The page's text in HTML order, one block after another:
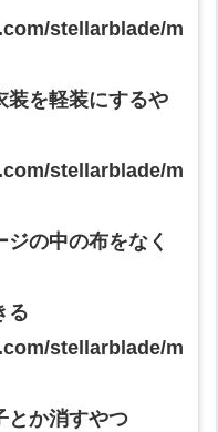
stellarblade/m
装を軽装にするや
stellarblade/m
の中の布をなく
る
stellarblade/m
とか消すやつ